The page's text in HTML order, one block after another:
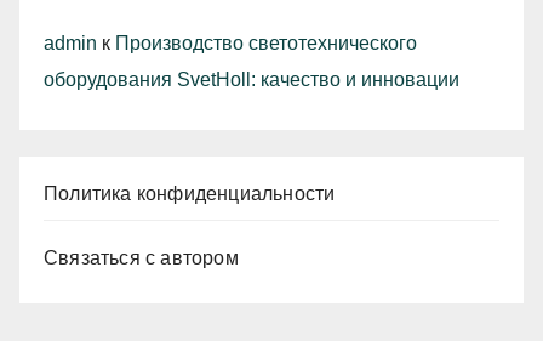
admin к Производство светотехнического
оборудования SvetHoll: качество и инновации
Политика конфиденциальности
Связаться с автором